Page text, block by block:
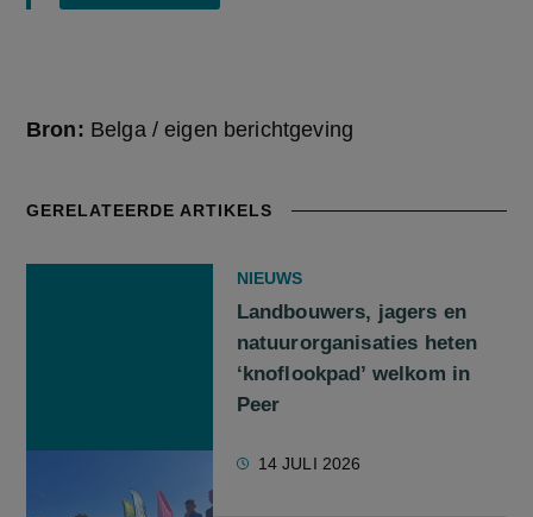
Bron: Belga / eigen berichtgeving
GERELATEERDE ARTIKELS
NIEUWS
Landbouwers, jagers en
natuurorganisaties heten
‘knoflookpad’ welkom in
Peer
14 JULI 2026